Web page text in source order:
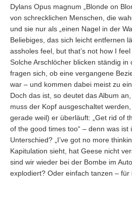
Dylans Opus magnum „Blonde on
von schrecklichen Menschen, die
und sie nur als „einen Nagel in der
Beliebiges, das sich leicht entfernen
assholes feel, but that’s not how I feel
Solche Arschlöcher blicken ständig in
fragen sich, ob eine vergangene
war – und kommen dabei meist zu
Doch das ist, so deutet das Album
muss der Kopf ausgeschaltet
gerade weil) er überläuft: „Get rid of
of the good times too“ – denn was ist
Unterschied? „I’ve got no more
Kapitulation sieht, hat Geese nicht
sind wir wieder bei der Bombe im
explodiert? Oder einfach tanzen – für